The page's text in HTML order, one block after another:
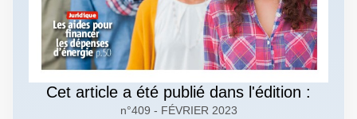
Cet article a été publié dans l'édition :
n°409 - FÉVRIER 2023